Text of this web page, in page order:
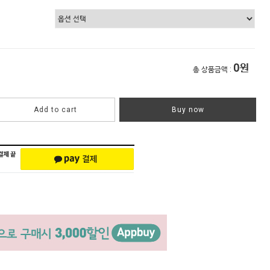
총 상품금액 : 0원
Add to cart Buy now